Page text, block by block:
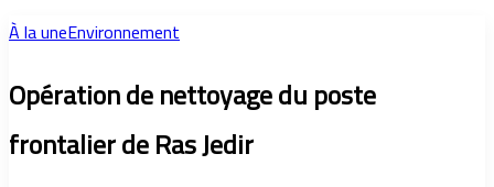
À la uneEnvironnement
Opération de nettoyage du poste
frontalier de Ras Jedir